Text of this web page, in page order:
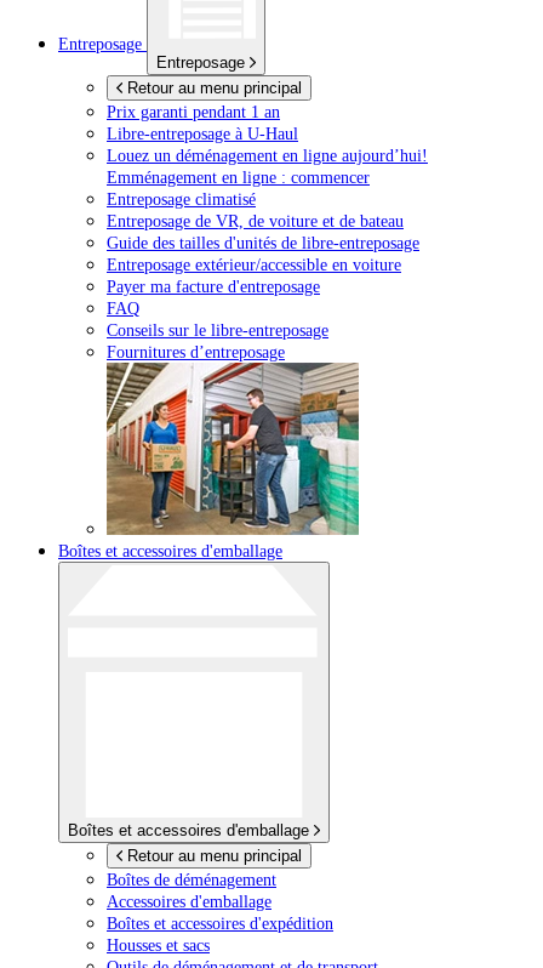
Entreposage
Entreposage
Retour au menu principal
Prix garanti pendant 1 an
Libre-entreposage à U-Haul
Louez un déménagement en ligne aujourd’hui!
Emménagement en ligne : commencer
Entreposage climatisé
Entreposage de VR, de voiture et de bateau
Guide des tailles d'unités de libre-entreposage
Entreposage extérieur/accessible en voiture
Payer ma facture d'entreposage
FAQ
Conseils sur le libre-entreposage
Fournitures d’entreposage
Boîtes et accessoires d'emballage
Boîtes et accessoires d'emballage
Retour au menu principal
Boîtes de déménagement
Accessoires d'emballage
Boîtes et accessoires d'expédition
Housses et sacs